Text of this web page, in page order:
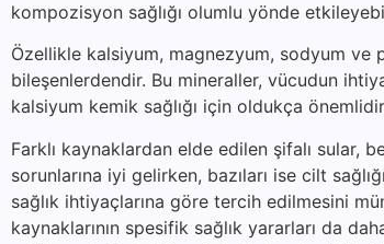
kompozisyon sağlığı olumlu yönde
Özellikle kalsiyum, magnezyum, sodyum ve
bileşenlerdendir. Bu mineraller, vücudun
kalsiyum kemik sağlığı için oldukça
Farklı kaynaklardan elde edilen şifalı sular,
sorunlarına iyi gelirken, bazıları ise cilt
sağlık ihtiyaçlarına göre tercih edilmesini
kaynaklarının spesifik sağlık yararları da